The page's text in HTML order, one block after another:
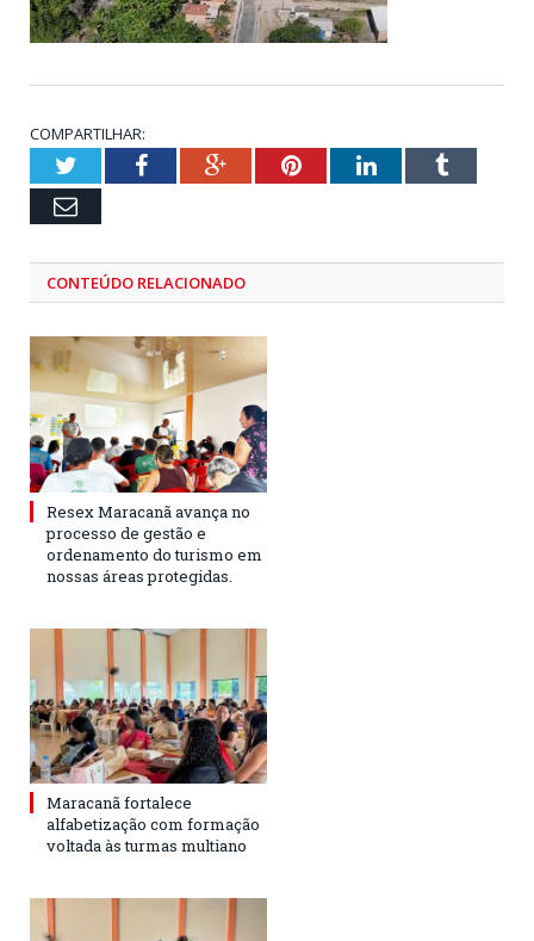
COMPARTILHAR:
TwitterFacebookGoogle+PinterestLinkedInTumblr
Email
CONTEÚDO RELACIONADO
Resex Maracanã avança no
processo de gestão e
ordenamento do turismo em
nossas áreas protegidas.
Maracanã fortalece
alfabetização com formação
voltada às turmas multiano